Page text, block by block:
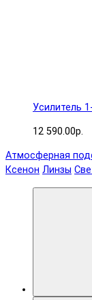
Усилитель
12 590.00р.
Атмосферная
Ксенон Линзы